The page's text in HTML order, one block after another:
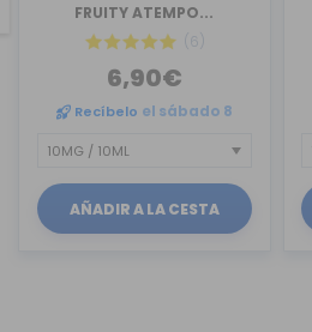
FRUITY ATEMPO...
(6)
6,90€
Recíbelo el sábado 8
AÑADIR A LA CESTA